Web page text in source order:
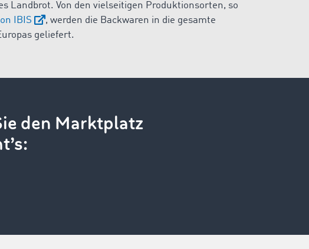
Landbrot. Von den vielseitigen Produktionsorten, so
IBIS
, werden die Backwaren in die gesamte
geliefert.
den Marktplatz